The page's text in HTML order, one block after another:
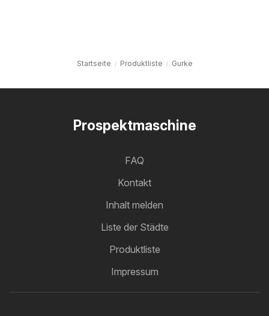
Startseite Produktliste Gurke
Prospektmaschine
FAQ
Kontakt
Inhalt melden
Liste der Städte
Produktliste
Impressum